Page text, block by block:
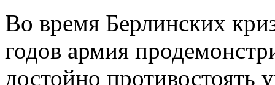
Во время Берлинских
годов армия
достойно